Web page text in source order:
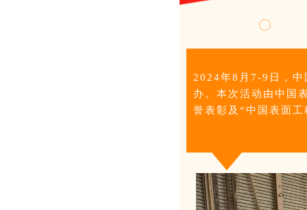
2024年8月7-9日，中
办。本次活动由中国
誉表彰及“中国表面